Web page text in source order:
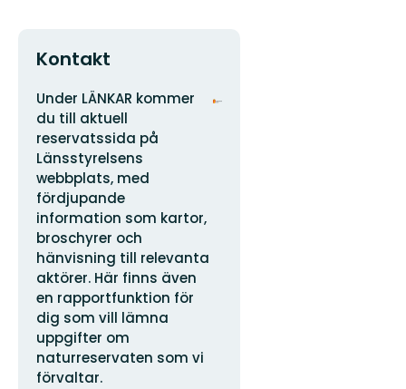
Kontakt
Adress
Under LÄNKAR kommer
du till aktuell
reservatssida på
Länsstyrelsens
webbplats, med
fördjupande
information som kartor,
broschyrer och
hänvisning till relevanta
aktörer. Här finns även
en rapportfunktion för
dig som vill lämna
uppgifter om
naturreservaten som vi
förvaltar.
Organisationens